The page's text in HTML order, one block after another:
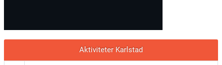
Aktiviteter Karlstad